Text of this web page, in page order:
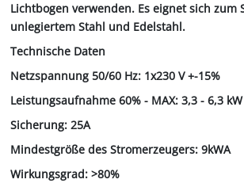
Lichtbogen verwenden. Es eignet sich zum
unlegiertem Stahl und Edelstahl.
Technische Daten
Netzspannung 50/60 Hz: 1x230 V +-15%
Leistungsaufnahme 60% - MAX: 3,3 - 6,3 kW
Sicherung: 25A
Mindestgröße des Stromerzeugers: 9kWA
Wirkungsgrad: >80%